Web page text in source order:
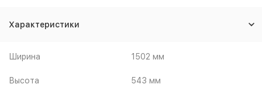
Характеристики
Ширина 1502 мм
Высота 543 мм